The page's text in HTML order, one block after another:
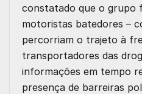
constatado que o grupo
motoristas batedores –
percorriam o trajeto à
transportadores das
informações em tempo
presença de barreiras